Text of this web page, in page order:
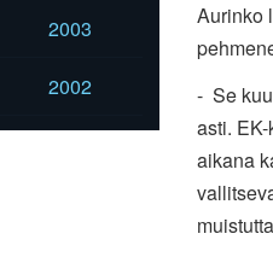
2003
2002
Aurinko
- Se
asti.
aikana